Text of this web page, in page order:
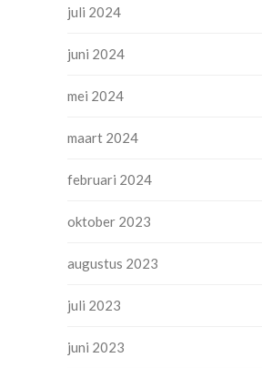
juli 2024
juni 2024
mei 2024
maart 2024
februari 2024
oktober 2023
augustus 2023
juli 2023
juni 2023